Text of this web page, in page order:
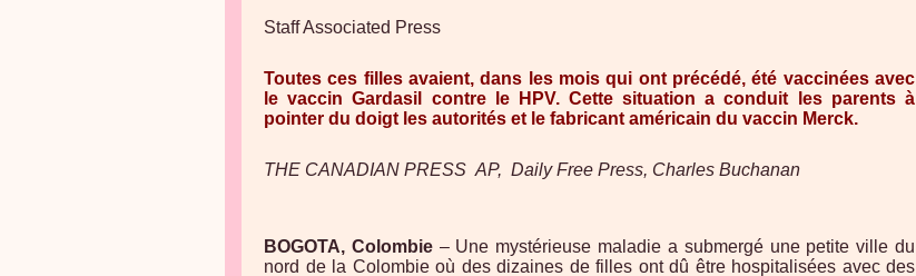
Staff Associated Press
Toutes ces filles avaient, dans les mois qui ont précédé, été vaccinées avec
le vaccin Gardasil contre le HPV. Cette situation a conduit les parents à
pointer du doigt les autorités et le fabricant américain du vaccin Merck.
THE CANADIAN PRESS AP, Daily Free Press, Charles Buchanan
BOGOTA, Colombie – Une mystérieuse maladie a submergé une petite ville du
nord de la Colombie où des dizaines de filles ont dû être hospitalisées avec des